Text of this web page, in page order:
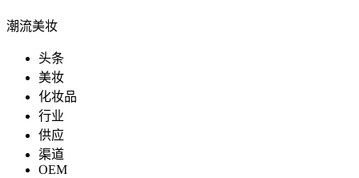
潮流美妆
头条
美妆
化妆品
行业
供应
渠道
OEM